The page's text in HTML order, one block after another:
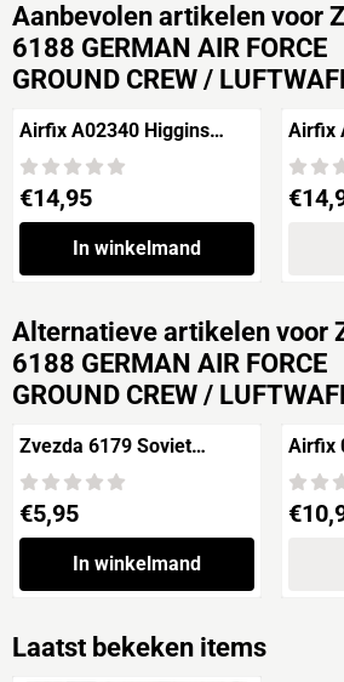
Aanbevolen artikelen voor
6188 GERMAN AIR FORCE
GROUND CREW /
Airfix A02340 Higgins
LCVP
Prijs: 14,95
€14,95
In winkelmand
Airfix
Prijs:
Alternatieve artikelen voor
6188 GERMAN AIR FORCE
GROUND CREW /
Zvezda 6179 Soviet
Regular Infantry 1941-
1942
Prijs: 5,95
€5,95
In winkelmand
Airfix
Prijs:
Laatst bekeken items